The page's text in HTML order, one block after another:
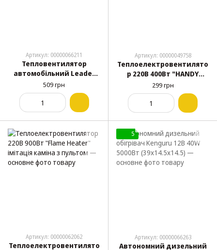
Артикул: 00000066211
Тепловентилятор
автомобільний Leader
R804 24В (керамічний)
509 грн
Артикул: 00000049758
Теплоелектровентилято
р 220В 400Вт "HANDY
HEATER"
299 грн
Артикул: 00000062062
Теплоелектровентилято
5
Артикул: 00000066263
Автономний дизельний